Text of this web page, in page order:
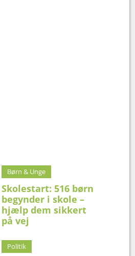
Børn & Unge
Skolestart: 516 børn
begynder i skole –
hjælp dem sikkert
på vej
Politik